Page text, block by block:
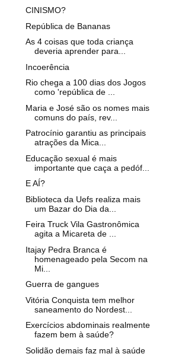
CINISMO?
República de Bananas
As 4 coisas que toda criança
deveria aprender para...
Incoerência
Rio chega a 100 dias dos Jogos
como 'república de ...
Maria e José são os nomes mais
comuns do país, rev...
Patrocínio garantiu as principais
atrações da Mica...
Educação sexual é mais
importante que caça a pedóf...
E AÍ?
Biblioteca da Uefs realiza mais
um Bazar do Dia da...
Feira Truck Vila Gastronômica
agita a Micareta de ...
Itajay Pedra Branca é
homenageado pela Secom na
Mi...
Guerra de gangues
Vitória Conquista tem melhor
saneamento do Nordest...
Exercícios abdominais realmente
fazem bem à saúde?
Solidão demais faz mal à saúde